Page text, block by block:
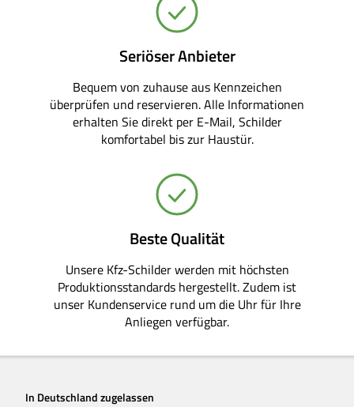
Seriöser Anbieter
Bequem von zuhause aus Kennzeichen
überprüfen und reservieren. Alle Informationen
erhalten Sie direkt per E-Mail, Schilder
komfortabel bis zur Haustür.
Beste Qualität
Unsere Kfz-Schilder werden mit höchsten
Produktionsstandards hergestellt. Zudem ist
unser Kundenservice rund um die Uhr für Ihre
Anliegen verfügbar.
In Deutschland zugelassen